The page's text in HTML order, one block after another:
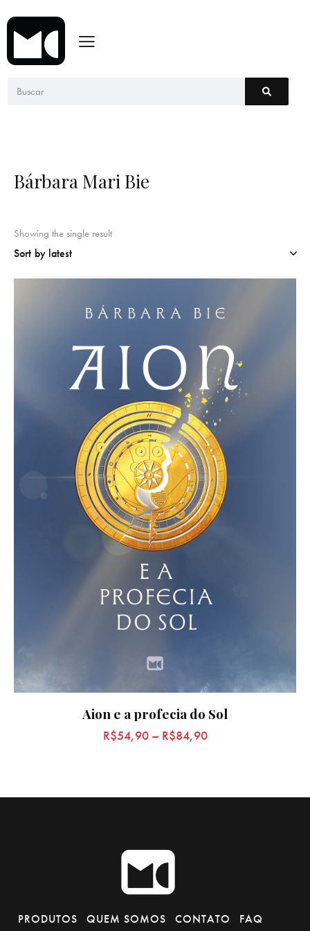
Bárbara Mari Bie
Showing the single result
Aion e a profecia do Sol
R$54,90– R$84,90
PRODUTOS QUEM SOMOS CONTATO FAQ